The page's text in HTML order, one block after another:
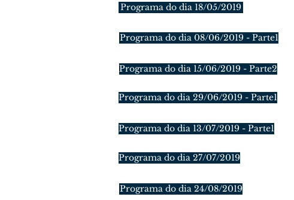
Programa do dia 18/05/2019
Programa do dia 08/06/2019 - Parte1
Programa do dia 15/06/2019 - Parte2
Programa do dia 29/06/2019 - Parte1
Programa do dia 13/07/2019 - Parte1
Programa do dia 27/07/2019
Programa do dia 24/08/2019